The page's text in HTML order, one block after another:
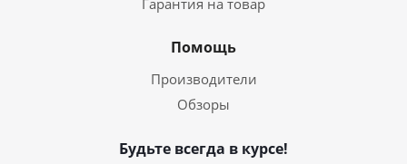
Гарантия на товар
Помощь
Производители
Обзоры
Будьте всегда в курсе!